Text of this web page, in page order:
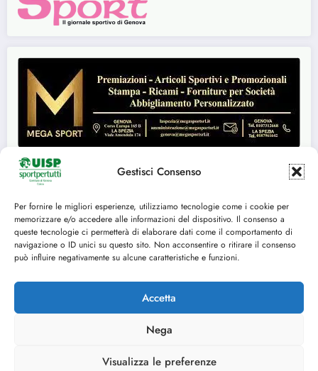
Gestisci Consenso
Per fornire le migliori esperienze, utilizziamo tecnologie come i cookie per
memorizzare e/o accedere alle informazioni del dispositivo. Il consenso a
queste tecnologie ci permetterà di elaborare dati come il comportamento di
navigazione o ID unici su questo sito. Non acconsentire o ritirare il consenso
può influire negativamente su alcune caratteristiche e funzioni.
Accetta
Nega
Visualizza le preferenze
Seguici su:
FACEBOOK
TWITTER
Cookie Policy (UE)
80153870102 - P.IVA 03029350109